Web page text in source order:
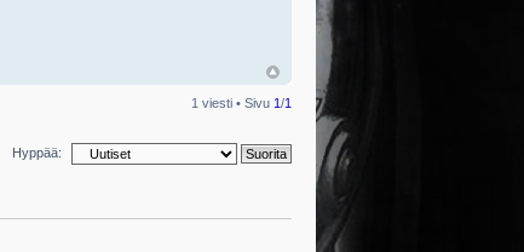
1 viesti • Sivu 1/1
Hyppää: